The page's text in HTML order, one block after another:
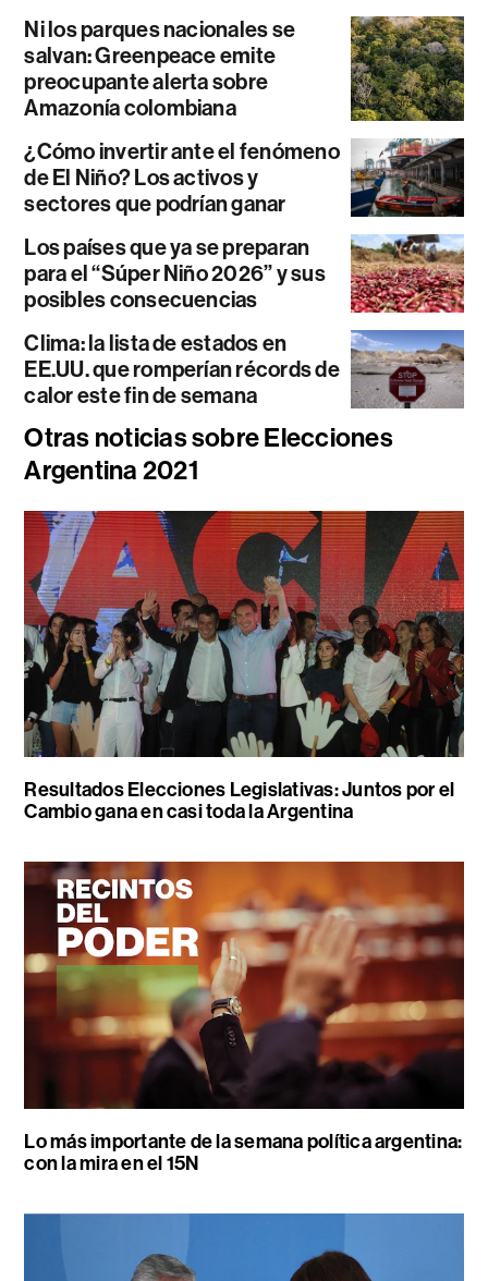
Ni los parques nacionales se
salvan: Greenpeace emite
preocupante alerta sobre
Amazonía colombiana
¿Cómo invertir ante el fenómeno
de El Niño? Los activos y
sectores que podrían ganar
Los países que ya se preparan
para el “Súper Niño 2026” y sus
posibles consecuencias
Clima: la lista de estados en
EE.UU. que romperían récords de
calor este fin de semana
Otras noticias sobre Elecciones
Argentina 2021
Resultados Elecciones Legislativas: Juntos por el
Cambio gana en casi toda la Argentina
Lo más importante de la semana política argentina:
con la mira en el 15N